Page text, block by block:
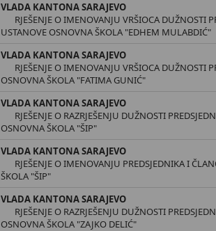
VLADA KANTONA SARAJEVO
RJEŠENJE O IMENOVANJU VRŠIOCA DUŽNOSTI
USTANOVE OSNOVNA ŠKOLA "EDHEM MULABDIĆ"
VLADA KANTONA SARAJEVO
RJEŠENJE O IMENOVANJU VRŠIOCA DUŽNOSTI
OSNOVNA ŠKOLA "FATIMA GUNIĆ"
VLADA KANTONA SARAJEVO
RJEŠENJE O RAZRJEŠENJU DUŽNOSTI
OSNOVNA ŠKOLA "ŠIP"
VLADA KANTONA SARAJEVO
RJEŠENJE O IMENOVANJU PREDSJEDNIKA I
ŠKOLA "ŠIP"
VLADA KANTONA SARAJEVO
RJEŠENJE O RAZRJEŠENJU DUŽNOSTI
OSNOVNA ŠKOLA "ZAJKO DELIĆ"